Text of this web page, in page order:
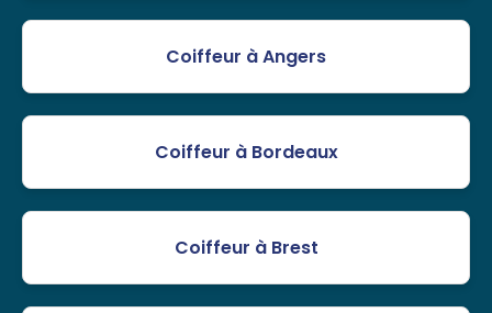
Coiffeur à Angers
Coiffeur à Bordeaux
Coiffeur à Brest